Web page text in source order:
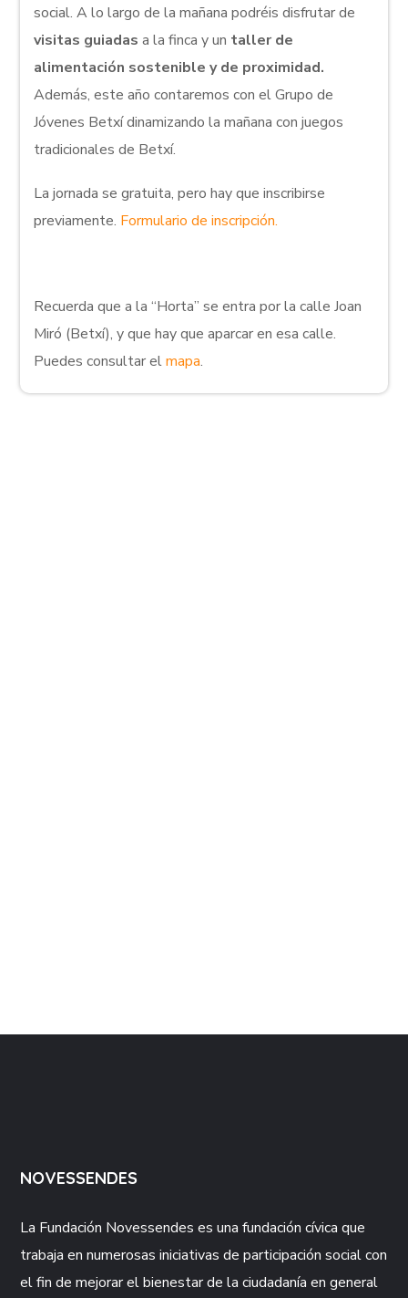
social. A lo largo de la mañana podréis disfrutar de
visitas guiadas a la finca y un taller de
alimentación sostenible y de proximidad.
Además, este año contaremos con el Grupo de
Jóvenes Betxí dinamizando la mañana con juegos
tradicionales de Betxí.
La jornada se gratuita, pero hay que inscribirse
previamente. Formulario de inscripción.
Recuerda que a la “Horta” se entra por la calle Joan
Miró (Betxí), y que hay que aparcar en esa calle.
Puedes consultar elmapa.
NOVESSENDES
La Fundación Novessendes es una fundación cívica que
trabaja en numerosas iniciativas de participación social con
el fin de mejorar el bienestar de la ciudadanía en general